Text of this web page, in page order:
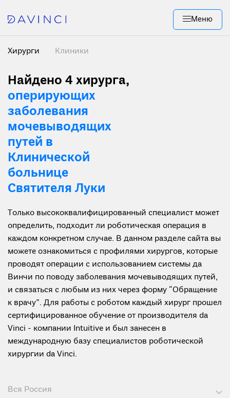
Меню
Хирурги Клиники
Найдено 4 хирурга,
оперирующих
заболевания
мочевыводящих
путей в
Клинической
больнице
Святителя Луки
Только высококвалифицированный специалист может
определить, подходит ли роботическая операция в
каждом конкретном случае. В данном разделе сайта вы
можете ознакомиться с профилями хирургов, которые
проводят операции с использованием системы да
Винчи по поводу заболевания мочевыводящих путей,
и связаться с любым из них через форму “Обращение
к врачу”. Для работы с роботом каждый хирург прошел
сертифицированное обучение от производителя da
Vinci - компании Intuitive и был занесен в
международную базу специалистов роботической
хирургии da Vinci.
Вся Россия